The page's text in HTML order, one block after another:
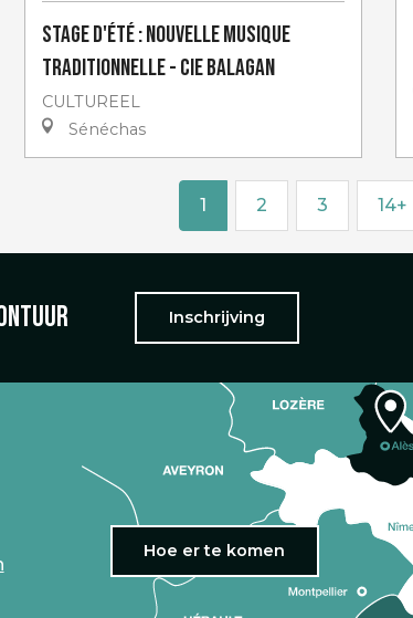
Stage d'été : nouvelle musique
traditionnelle - Cie Balagan
CULTUREEL
Sénéchas
1 2 3 14+
Inschrijving
Hoe er te komen